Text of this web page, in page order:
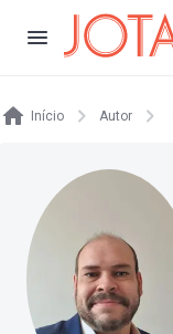
Início Autor